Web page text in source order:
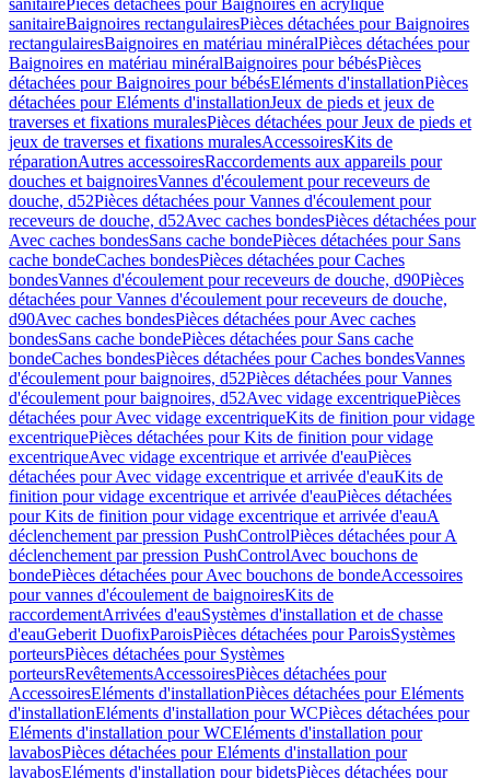
sanitairePièces détachées pour Baignoires en acrylique
sanitaireBaignoires rectangulairesPièces détachées pour Baignoires
rectangulairesBaignoires en matériau minéralPièces détachées pour
Baignoires en matériau minéralBaignoires pour bébésPièces
détachées pour Baignoires pour bébésEléments d'installationPièces
détachées pour Eléments d'installationJeux de pieds et jeux de
traverses et fixations muralesPièces détachées pour Jeux de pieds et
jeux de traverses et fixations muralesAccessoiresKits de
réparationAutres accessoiresRaccordements aux appareils pour
douches et baignoiresVannes d'écoulement pour receveurs de
douche, d52Pièces détachées pour Vannes d'écoulement pour
receveurs de douche, d52Avec caches bondesPièces détachées pour
Avec caches bondesSans cache bondePièces détachées pour Sans
cache bondeCaches bondesPièces détachées pour Caches
bondesVannes d'écoulement pour receveurs de douche, d90Pièces
détachées pour Vannes d'écoulement pour receveurs de douche,
d90Avec caches bondesPièces détachées pour Avec caches
bondesSans cache bondePièces détachées pour Sans cache
bondeCaches bondesPièces détachées pour Caches bondesVannes
d'écoulement pour baignoires, d52Pièces détachées pour Vannes
d'écoulement pour baignoires, d52Avec vidage excentriquePièces
détachées pour Avec vidage excentriqueKits de finition pour vidage
excentriquePièces détachées pour Kits de finition pour vidage
excentriqueAvec vidage excentrique et arrivée d'eauPièces
détachées pour Avec vidage excentrique et arrivée d'eauKits de
finition pour vidage excentrique et arrivée d'eauPièces détachées
pour Kits de finition pour vidage excentrique et arrivée d'eauA
déclenchement par pression PushControlPièces détachées pour A
déclenchement par pression PushControlAvec bouchons de
bondePièces détachées pour Avec bouchons de bondeAccessoires
pour vannes d'écoulement de baignoiresKits de
raccordementArrivées d'eauSystèmes d'installation et de chasse
d'eauGeberit DuofixParoisPièces détachées pour ParoisSystèmes
porteursPièces détachées pour Systèmes
porteursRevêtementsAccessoiresPièces détachées pour
AccessoiresEléments d'installationPièces détachées pour Eléments
d'installationEléments d'installation pour WCPièces détachées pour
Eléments d'installation pour WCEléments d'installation pour
lavabosPièces détachées pour Eléments d'installation pour
lavabosEléments d'installation pour bidetsPièces détachées pour